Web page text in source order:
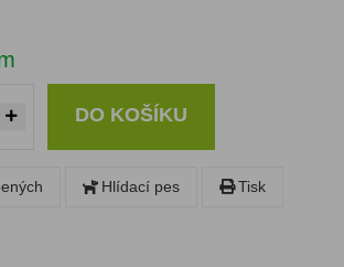
DO KOŠÍKU
Hlídací pes Tisk